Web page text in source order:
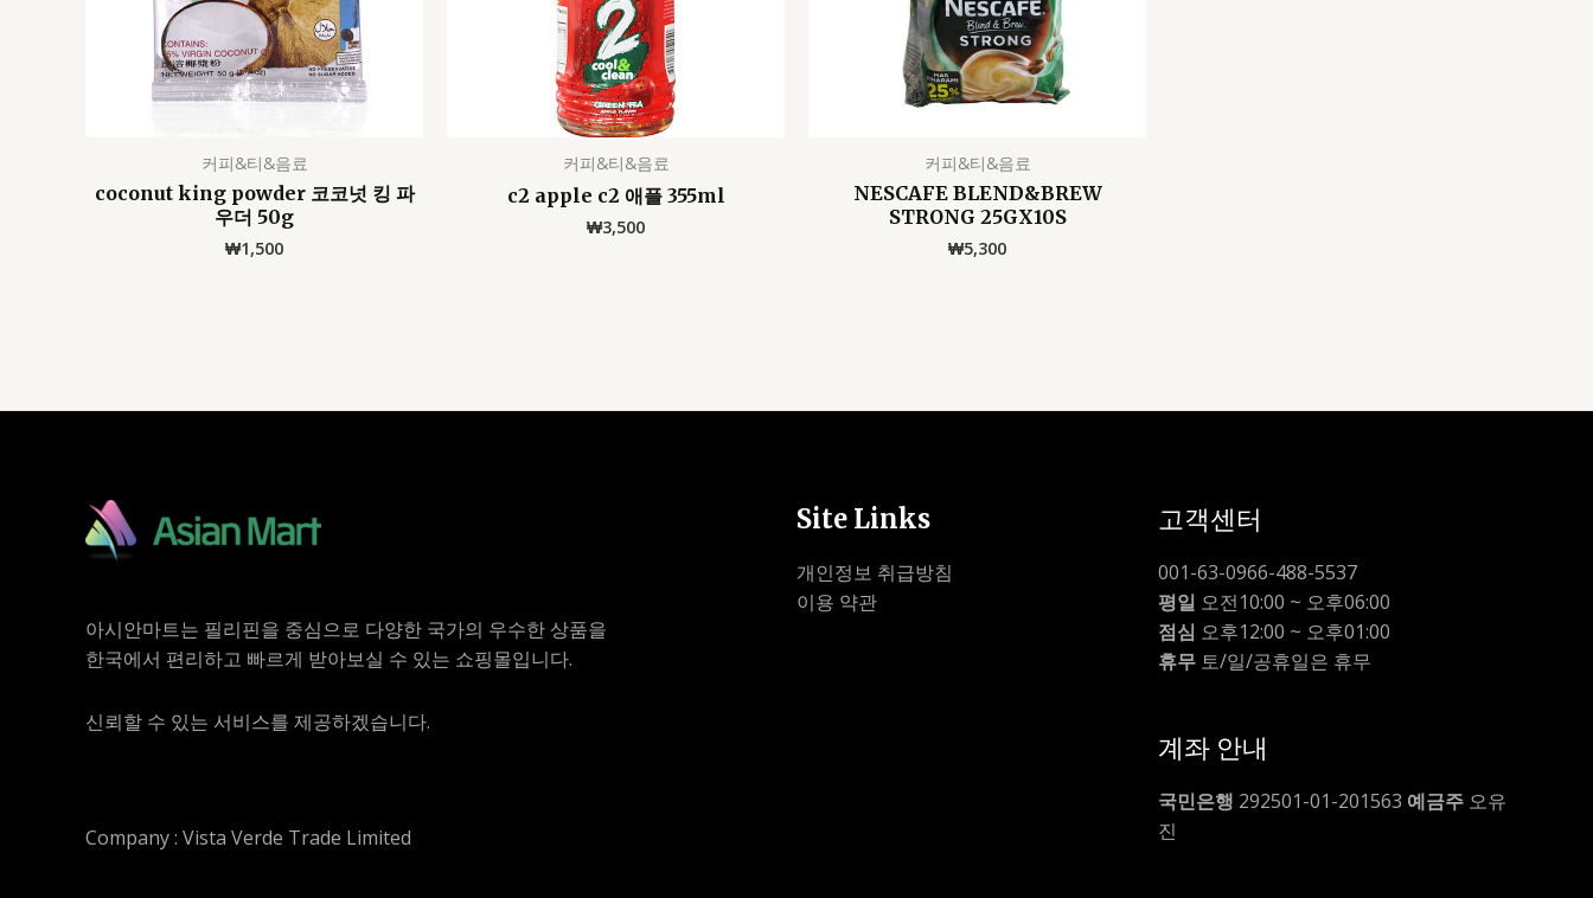
커피&티&음료
coconut king powder 코코넛 킹 파
우더 50g
₩1,500
커피&티&음료
c2 apple c2 애플 355ml
₩3,500
커피&티&음료
NESCAFE BLEND&BREW
STRONG 25GX10S
₩5,300
아시안마트는 필리핀을 중심으로 다양한 국가의 우수한 상품을
한국에서 편리하고 빠르게 받아보실 수 있는 쇼핑몰입니다.
신뢰할 수 있는 서비스를 제공하겠습니다.
Company : Vista Verde Trade Limited
Site Links
개인정보 취급방침
이용 약관
고객센터
001-63-0966-488-5537
평일 오전10:00 ~ 오후06:00
점심 오후12:00 ~ 오후01:00
휴무 토/일/공휴일은 휴무
계좌 안내
국민은행 292501-01-201563 예금주 오유
진